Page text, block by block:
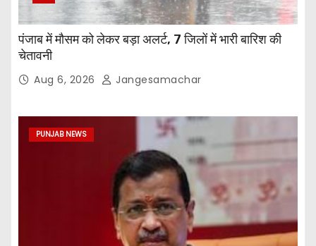
पंजाब में मौसम को लेकर बड़ा अलर्ट, 7 जिलों में भारी बारिश की
चेतावनी
Aug 6, 2026 Jangesamachar
PUNJAB NEWS